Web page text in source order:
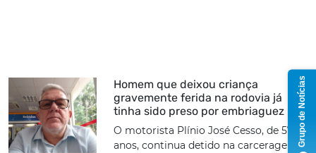
Homem que deixou criança
gravemente ferida na rodovia já
tinha sido preso por embriaguez
O motorista Plínio José Cesso, de 57
anos, continua detido na carceragem Grupo de Notícias